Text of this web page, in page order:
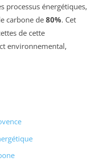
processus énergétiques,
carbone de 80%. Cet
de cette
environnemental,